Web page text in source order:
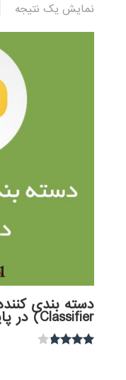
نمایش یک نتیجه
Classifier) در پایتون